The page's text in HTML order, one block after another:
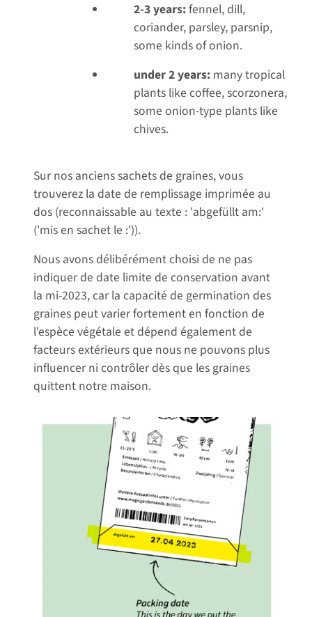
2-3 years:fennel, dill,
coriander, parsley, parsnip,
some kinds of onion.
under 2 years: many tropical
plants like coffee, scorzonera,
some onion-type plants like
chives.
Sur nos anciens sachets de graines, vous
trouverez la date de remplissage imprimée au
dos (reconnaissable au texte : 'abgefüllt am:'
('mis en sachet le :')).
Nous avons délibérément choisi de ne pas
indiquer de date limite de conservation avant
la mi-2023, car la capacité de germination des
graines peut varier fortement en fonction de
l'espèce végétale et dépend également de
facteurs extérieurs que nous ne pouvons plus
influencer ni contrôler dès que les graines
quittent notre maison.